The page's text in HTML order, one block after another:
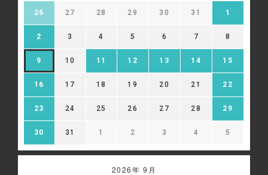
26 27 28 29 30 31 1
2 3 4 5 6 7 8
9 10 11 12 13 14 15
16 17 18 19 20 21 22
23 24 25 26 27 28 29
30 31 1 2 3 4 5
2026年 9月